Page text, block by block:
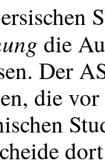
die
Der
die